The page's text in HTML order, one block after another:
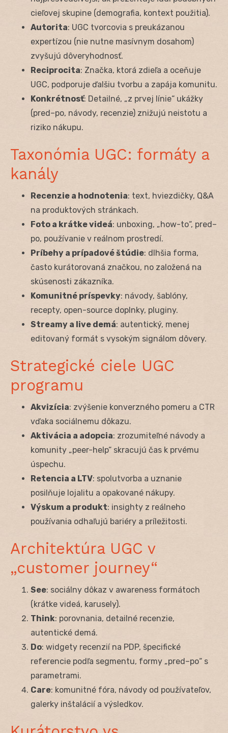
cieľovej skupine (demografia, kontext použitia).
Autorita: UGC tvorcovia s preukázanou
expertízou (nie nutne masívnym dosahom)
zvyšujú dôveryhodnosť.
Reciprocita: Značka, ktorá zdieľa a oceňuje
UGC, podporuje ďalšiu tvorbu a zapája komunitu.
Konkrétnosť: Detailné, „z prvej línie“ ukážky
(pred–po, návody, recenzie) znižujú neistotu a
riziko nákupu.
Taxonómia UGC: formáty a
kanály
Recenzie a hodnotenia: text, hviezdičky, Q&A
na produktových stránkach.
Foto a krátke videá: unboxing, „how-to“, pred–
po, používanie v reálnom prostredí.
Príbehy a prípadové štúdie: dlhšia forma,
často kurátorovaná značkou, no založená na
skúsenosti zákazníka.
Komunitné príspevky: návody, šablóny,
recepty, open-source doplnky, pluginy.
Streamy a live demá: autentický, menej
editovaný formát s vysokým signálom dôvery.
Strategické ciele UGC
programu
Akvizícia: zvýšenie konverzného pomeru a CTR
vďaka sociálnemu dôkazu.
Aktivácia a adopcia: zrozumiteľné návody a
komunity „peer-help“ skracujú čas k prvému
úspechu.
Retencia a LTV: spolutvorba a uznanie
posilňuje lojalitu a opakované nákupy.
Výskum a produkt: insighty z reálneho
používania odhaľujú bariéry a príležitosti.
Architektúra UGC v
„customer journey“
See: sociálny dôkaz v awareness formátoch
(krátke videá, karusely).
Think: porovnania, detailné recenzie,
autentické demá.
Do: widgety recenzií na PDP, špecifické
referencie podľa segmentu, formy „pred–po“ s
parametrami.
Care: komunitné fóra, návody od používateľov,
galerky inštalácií a výsledkov.